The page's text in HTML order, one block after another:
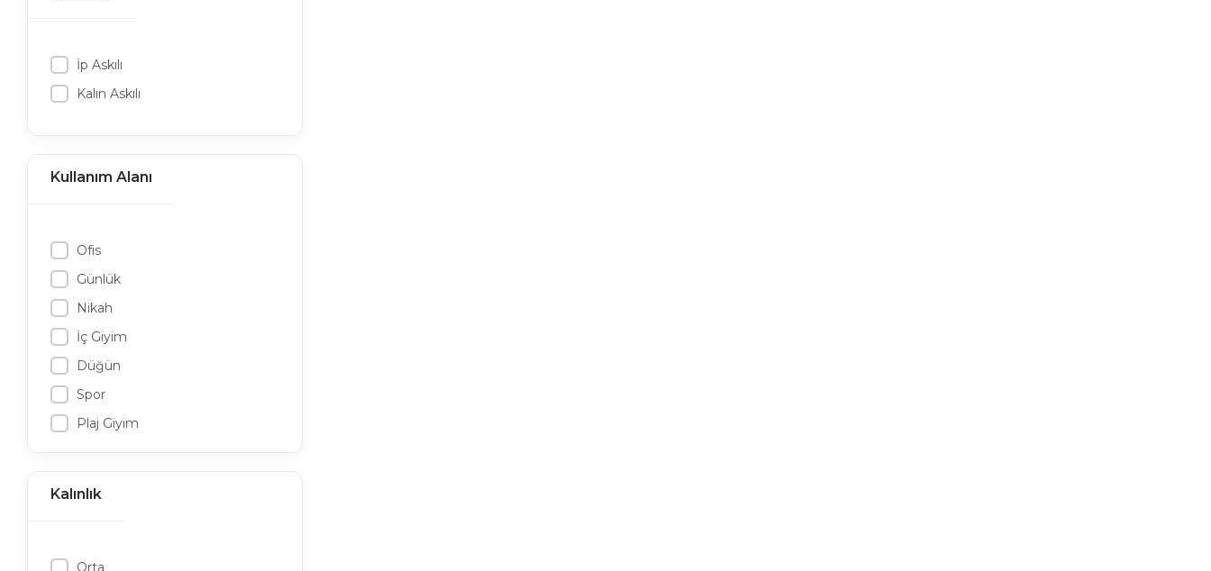
İp Askılı
Kalın Askılı
Kullanım Alanı
Ofis
Günlük
Nikah
İç Giyim
Düğün
Spor
Plaj Giyim
Kalınlık
Orta